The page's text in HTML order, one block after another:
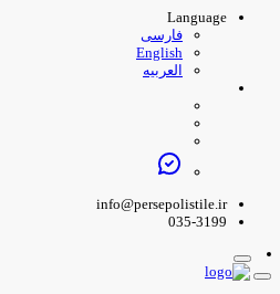
Language
فارسی
English
العربیه
info@persepolistile.ir
035-3199